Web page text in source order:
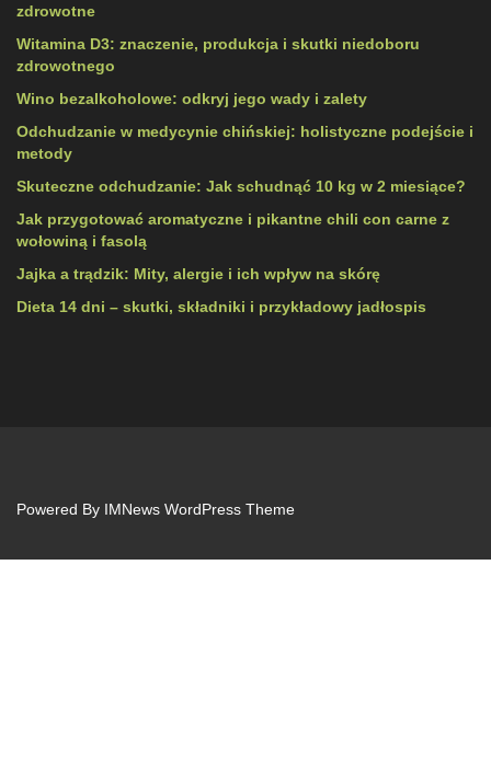
zdrowotne
Witamina D3: znaczenie, produkcja i skutki niedoboru
zdrowotnego
Wino bezalkoholowe: odkryj jego wady i zalety
Odchudzanie w medycynie chińskiej: holistyczne podejście i
metody
Skuteczne odchudzanie: Jak schudnąć 10 kg w 2 miesiące?
Jak przygotować aromatyczne i pikantne chili con carne z
wołowiną i fasolą
Jajka a trądzik: Mity, alergie i ich wpływ na skórę
Dieta 14 dni – skutki, składniki i przykładowy jadłospis
Powered By IMNews WordPress Theme